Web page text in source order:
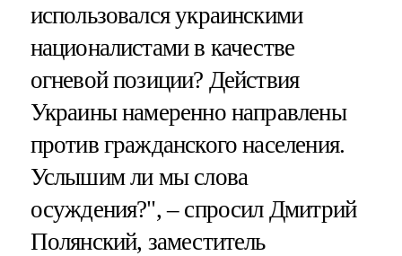
использовался украинскими
националистами в качестве
огневой позиции? Действия
Украины намеренно направлены
против гражданского населения.
Услышим ли мы слова
осуждения?", – спросил Дмитрий
Полянский, заместитель